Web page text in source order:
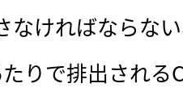
なければならな
りで排出される